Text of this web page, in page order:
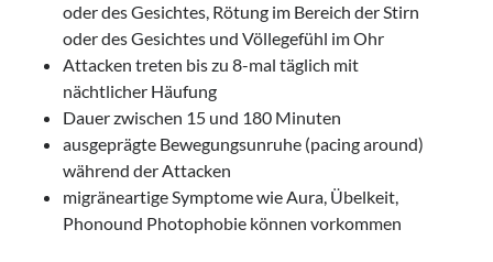
oder des Gesichtes, Rötung im Bereich der Stirn
oder des Gesichtes und Völlegefühl im Ohr
Attacken treten bis zu 8-mal täglich mit
nächtlicher Häufung
Dauer zwischen 15 und 180 Minuten
ausgeprägte Bewegungsunruhe (pacing around)
während der Attacken
migräneartige Symptome wie Aura, Übelkeit,
Phonound Photophobie können vorkommen